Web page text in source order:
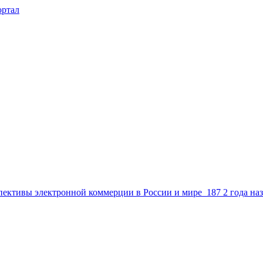
электронной коммерции в России и мире 187 2 года